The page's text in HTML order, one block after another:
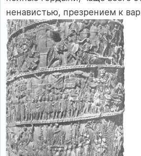
ненавистью, презрением к